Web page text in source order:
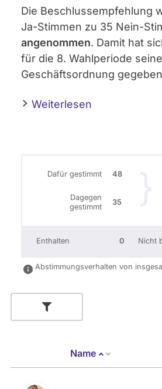
Die Beschlussempfehlung
Ja-Stimmen zu 35 Nein-
angenommen. Damit hat
für die 8. Wahlperiode
Geschäftsordnung
Weiterlesen
Dafür gestimmt 48
Dagegen
gestimmt
35
Enthalten 0 Nicht
Abstimmungsverhalten von
Name